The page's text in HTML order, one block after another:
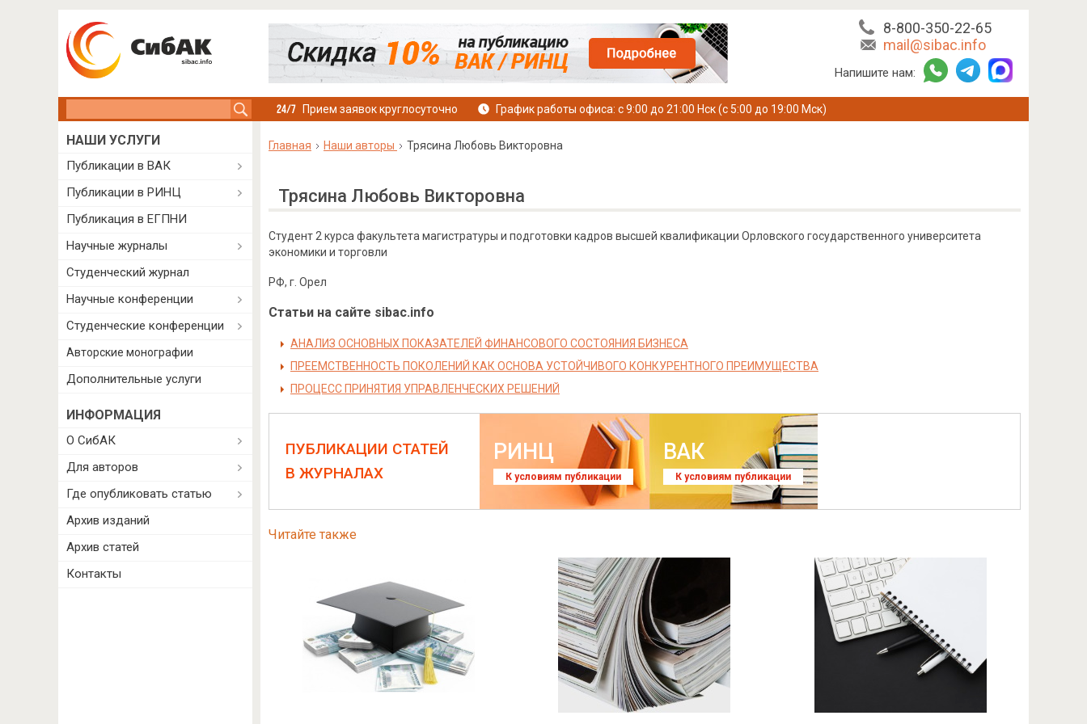
8-800-350-22-65
mail@sibac.info
Напишите нам:
Прием заявок круглосуточно График работы офиса: с 9:00 до 21:00 Нск (с 5:00 до 19:00 Мск)
Главная Наши авторы Трясина Любовь Викторовна
Трясина Любовь Викторовна
Студент 2 курса факультета магистратуры и подготовки кадров высшей квалификации Орловского государственного университета
экономики и торговли
РФ, г. Орел
Статьи на сайте sibac.info
АНАЛИЗ ОСНОВНЫХ ПОКАЗАТЕЛЕЙ ФИНАНСОВОГО СОСТОЯНИЯ БИЗНЕСА
ПРЕЕМСТВЕННОСТЬ ПОКОЛЕНИЙ КАК ОСНОВА УСТОЙЧИВОГО КОНКУРЕНТНОГО ПРЕИМУЩЕСТВА
ПРОЦЕСС ПРИНЯТИЯ УПРАВЛЕНЧЕСКИХ РЕШЕНИЙ
ПУБЛИКАЦИИ СТАТЕЙ
В ЖУРНАЛАХ
РИНЦ
К условиям публикации
ВАК
К условиям публикации
Читайте также
НАШИ УСЛУГИ
Публикации в ВАК
Публикации в РИНЦ
Публикация в ЕГПНИ
Научные журналы
Студенческий журнал
Научные конференции
Студенческие конференции
Авторские монографии
Дополнительные услуги
ИНФОРМАЦИЯ
О СибАК
Для авторов
Где опубликовать статью
Архив изданий
Архив статей
Контакты